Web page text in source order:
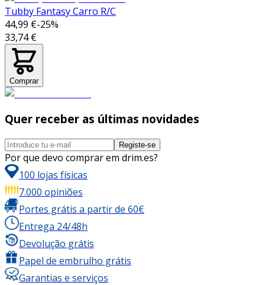
Tubby Fantasy Carro R/C
44,99 €-25%
33,74 €
Comprar
Quer receber as últimas novidades
Registe-se
Por que devo comprar em drim.es?
100 lojas físicas
7.000 opiniões
Portes grátis a partir de 60€
Entrega 24/48h
Devolução grátis
Papel de embrulho grátis
Garantias e serviços